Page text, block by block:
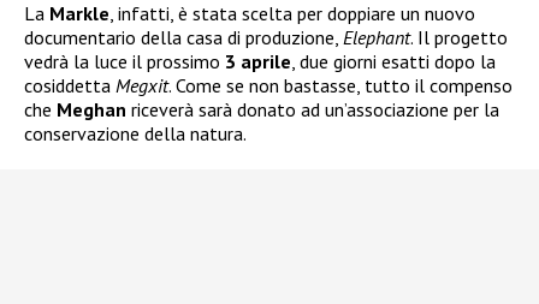
La Markle, infatti, è stata scelta per doppiare un nuovo
documentario della casa di produzione, Elephant. Il progetto
vedrà la luce il prossimo 3 aprile, due giorni esatti dopo la
cosiddetta Megxit. Come se non bastasse, tutto il compenso
che Meghan riceverà sarà donato ad un’associazione per la
conservazione della natura.